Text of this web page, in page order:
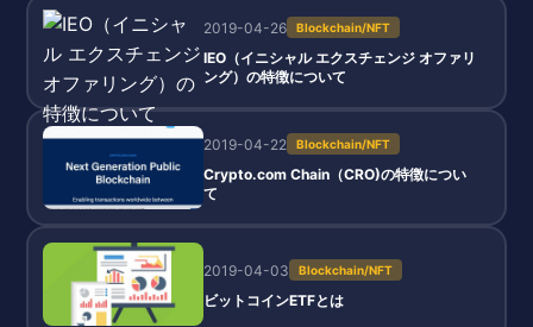
2019-04-26 Blockchain/NFT
IEO（イニシャル エクスチェンジ オファリ
ング）の特徴について
2019-04-22 Blockchain/NFT
Crypto.com Chain（CRO)の特徴につい
て
2019-04-03 Blockchain/NFT
ビットコインETFとは